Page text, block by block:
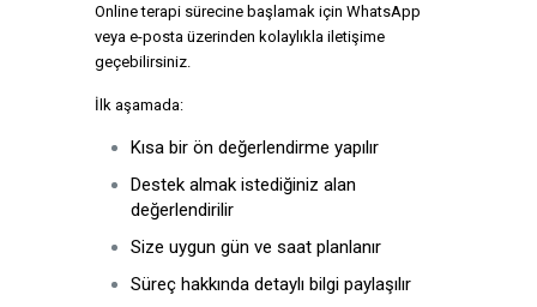
Online terapi sürecine başlamak için WhatsApp
veya e-posta üzerinden kolaylıkla iletişime
geçebilirsiniz.
İlk aşamada:
Kısa bir ön değerlendirme yapılır
Destek almak istediğiniz alan
değerlendirilir
Size uygun gün ve saat planlanır
Süreç hakkında detaylı bilgi paylaşılır